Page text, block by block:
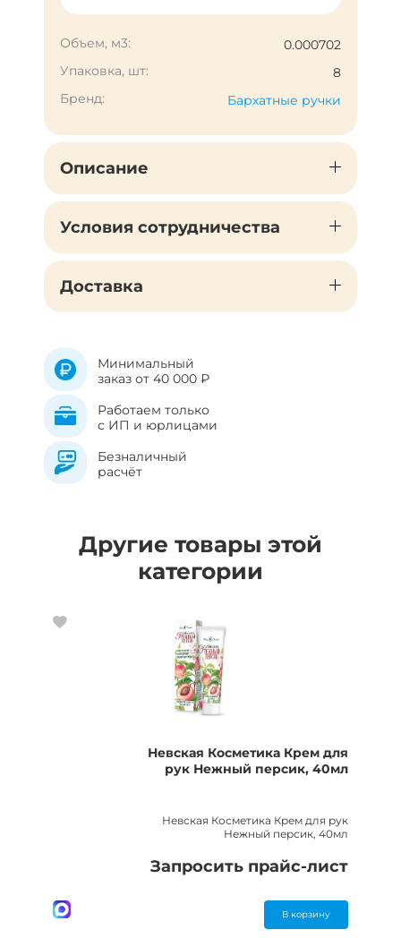
Объем, м3:
0.000702
Упаковка, шт:
8
Бренд:
Бархатные ручки
Описание
Условия сотрудничества
Доставка
Минимальный
заказ от 40 000 ₽
Работаем только
с ИП и юрлицами
Безналичный
расчёт
Другие товары этой
категории
Невская Косметика Крем для
рук Нежный персик, 40мл
Невская Косметика Крем для рук
Нежный персик, 40мл
Запросить прайс-лист
В корзину